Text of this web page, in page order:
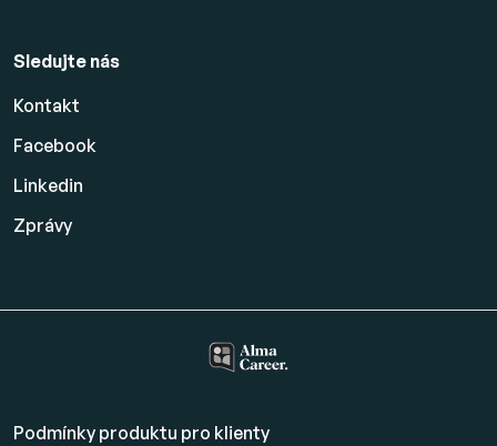
Sledujte nás
Kontakt
Facebook
Linkedin
Zprávy
Podmínky produktu pro klienty